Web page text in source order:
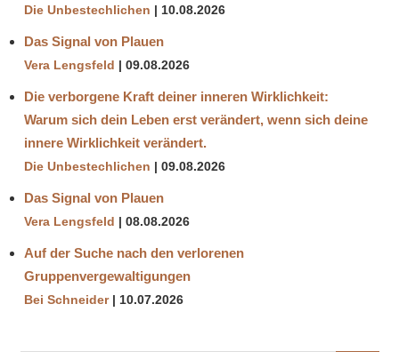
Die Unbestechlichen 10.08.2026
Das Signal von Plauen
Vera Lengsfeld 09.08.2026
Die verborgene Kraft deiner inneren Wirklichkeit:
Warum sich dein Leben erst verändert, wenn sich deine
innere Wirklichkeit verändert.
Die Unbestechlichen 09.08.2026
Das Signal von Plauen
Vera Lengsfeld 08.08.2026
Auf der Suche nach den verlorenen
Gruppenvergewaltigungen
Bei Schneider 10.07.2026